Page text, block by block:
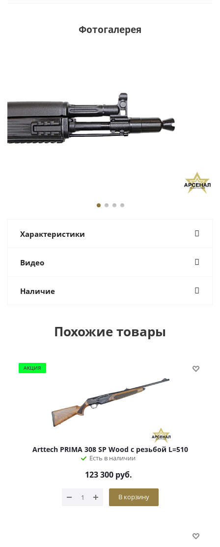
Фотогалерея
Характеристики
Видео
Наличие
Похожие товары
АКЦИЯ
Arttech PRIMA 308 SP Wood с резьбой L=510
Есть в наличии
123 300 руб.
В корзину